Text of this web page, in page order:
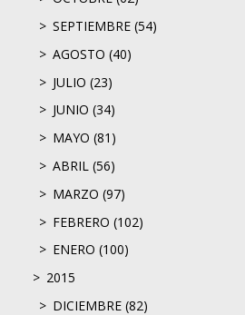
SEPTIEMBRE (54)
AGOSTO (40)
JULIO (23)
JUNIO (34)
MAYO (81)
ABRIL (56)
MARZO (97)
FEBRERO (102)
ENERO (100)
2015
DICIEMBRE (82)